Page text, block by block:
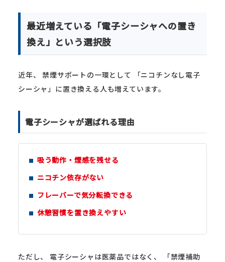
最近増えている「電子シーシャへの置き
換え」という選択肢
近年、 禁煙サポートの一環として 「ニコチンなし電子
シーシャ」に置き換える人も増えています。
電子シーシャが選ばれる理由
吸う動作・煙感を残せる
ニコチン依存がない
フレーバーで気分転換できる
休憩習慣を置き換えやすい
ただし、 電子シーシャは医薬品ではなく、 「禁煙補助